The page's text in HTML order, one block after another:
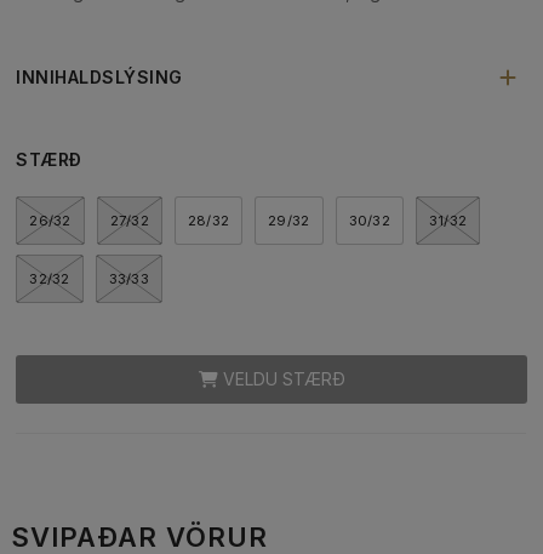
INNIHALDSLÝSING
STÆRÐ
26/32 27/32 28/32 29/32 30/32 31/32
32/32 33/33
VELDU STÆRÐ
SVIPAÐAR VÖRUR